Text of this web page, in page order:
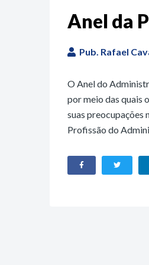
Anel da
Pub. Rafael
O Anel do
por meio das quais
suas preocupações
Profissão do